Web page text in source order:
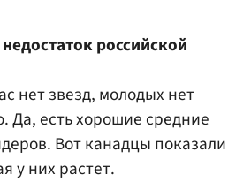
российской
нет звезд, молодых нет
Да, есть хорошие средние
Вот канадцы показали
у них растет.